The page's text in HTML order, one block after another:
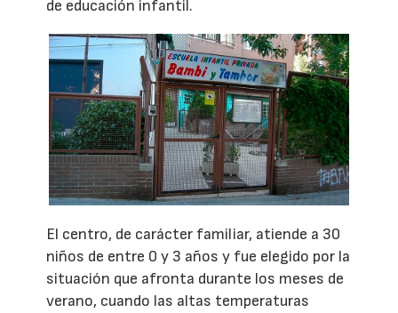
de educación infantil.
El centro, de carácter familiar, atiende a 30
niños de entre 0 y 3 años y fue elegido por la
situación que afronta durante los meses de
verano, cuando las altas temperaturas